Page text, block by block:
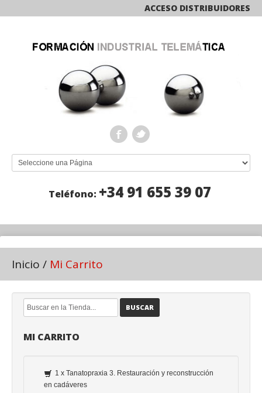
ACCESO DISTRIBUIDORES
Teléfono: +34 91 655 39 07
Inicio / Mi Carrito
BUSCAR
MI CARRITO
1 x Tanatopraxia 3. Restauración y reconstrucción
en cadáveres